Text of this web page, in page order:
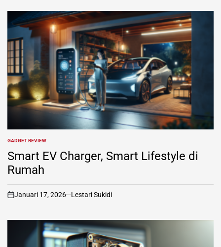
POSTED
IN
GADGET REVIEW
Smart EV Charger, Smart Lifestyle di
Rumah
on
Januari 17, 2026 Lestari Sukidi